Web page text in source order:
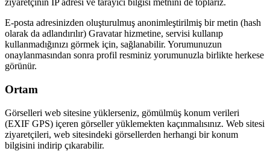
ziyaretçinin IP adresi ve tarayıcı bilgisi metnini de toplarız.
E-posta adresinizden oluşturulmuş anonimleştirilmiş bir metin (hash
olarak da adlandırılır) Gravatar hizmetine, servisi kullanıp
kullanmadığınızı görmek için, sağlanabilir. Yorumunuzun
onaylanmasından sonra profil resminiz yorumunuzla birlikte herkese
görünür.
Ortam
Görselleri web sitesine yüklerseniz, gömülmüş konum verileri
(EXIF GPS) içeren görseller yüklemekten kaçınmalısınız. Web sitesi
ziyaretçileri, web sitesindeki görsellerden herhangi bir konum
bilgisini indirip çıkarabilir.